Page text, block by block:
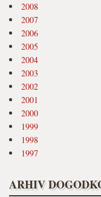
2008
2007
2006
2005
2004
2003
2002
2001
2000
1999
1998
1997
ARHIV